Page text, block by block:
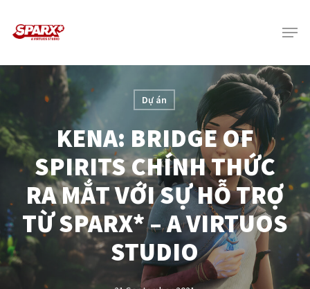
content
Menu
Dự án
KENA: BRIDGE OF
SPIRITS CHÍNH THỨC
RA MẮT VỚI SỰ HỖ TRỢ
TỪ SPARX* – A VIRTUOS
STUDIO